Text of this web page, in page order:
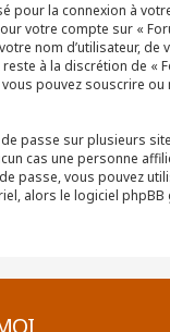
pour la connexion à
votre compte sur «
nom d’utilisateur, de
à la discrétion de «
pouvez souscrire ou
passe sur plusieurs
cas une personne
passe, vous pouvez
alors le logiciel phpBB